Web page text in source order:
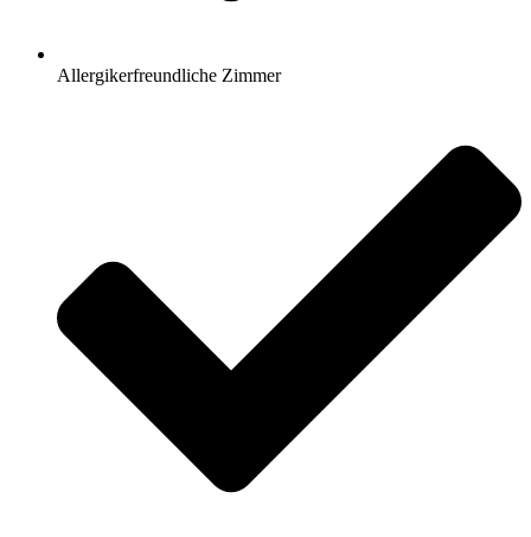
Allergikerfreundliche Zimmer